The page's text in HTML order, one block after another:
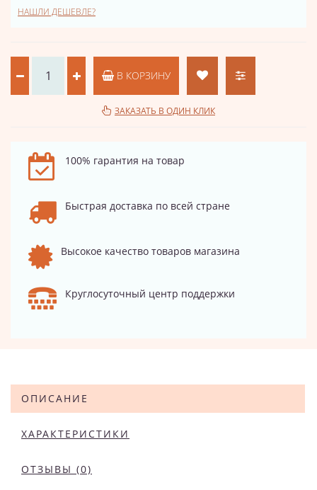
НАШЛИ ДЕШЕВЛЕ?
В КОРЗИНУ
ЗАКАЗАТЬ В ОДИН КЛИК
100% гарантия на товар
Быстрая доставка по всей стране
Высокое качество товаров магазина
Круглосуточный центр поддержки
ОПИСАНИЕ
ХАРАКТЕРИСТИКИ
ОТЗЫВЫ (0)